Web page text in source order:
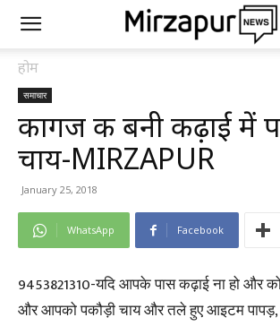
होम
समाचार
कागज की बनी कढ़ाई में
चाय-MIRZAPUR
January 25, 2018
WhatsApp Facebook
9453821310-यदि आपके पास कढ़ाई ना हो और
और आपको पकौड़ी चाय और तले हुए आइटम पापड़,